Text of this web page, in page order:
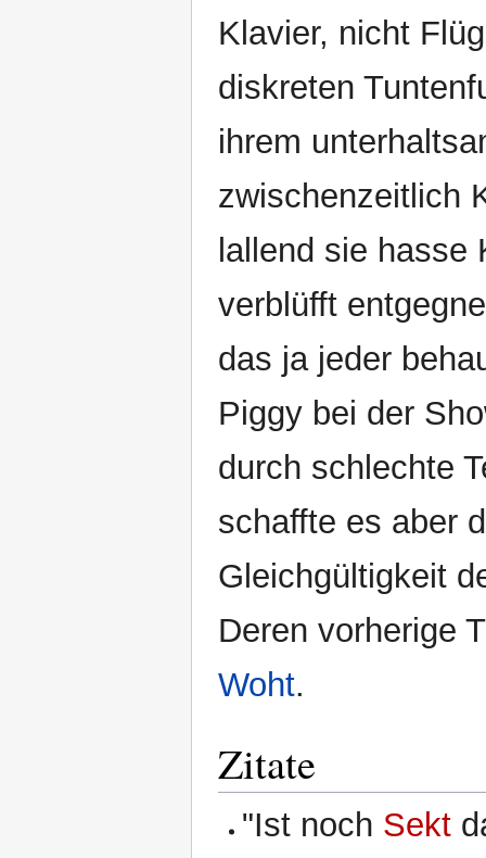
Klavier, nicht
diskreten
ihrem
zwischenzeitlich
lallend sie hasse
verblüfft
das ja jeder
Piggy bei der
durch schlechte
schaffte es aber
Gleichgültigkeit
Deren vorherige
Woht.
Zitate
"Ist noch Sekt